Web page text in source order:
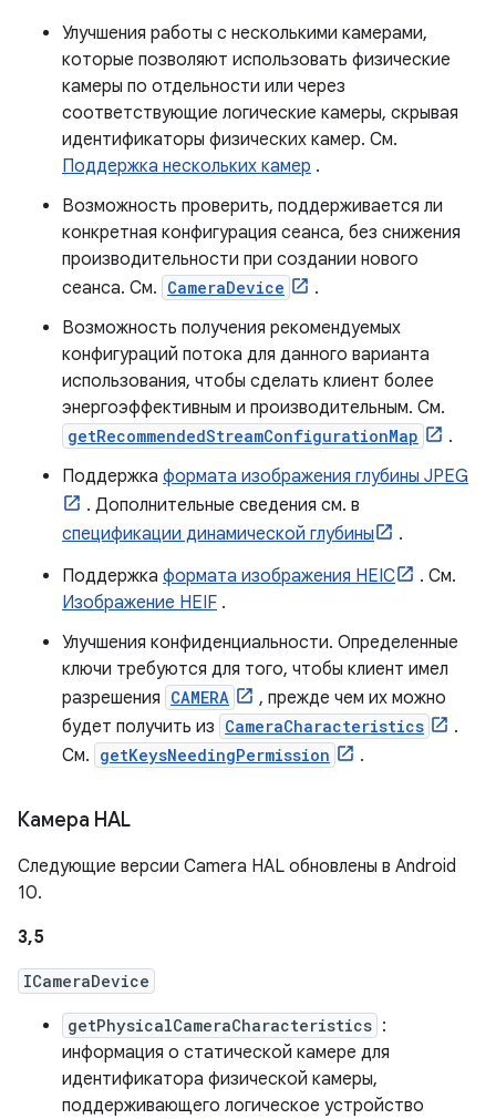
Улучшения работы с несколькими камерами,
которые позволяют использовать физические
камеры по отдельности или через
соответствующие логические камеры, скрывая
идентификаторы физических камер. См.
Поддержка нескольких камер .
Возможность проверить, поддерживается ли
конкретная конфигурация сеанса, без снижения
производительности при создании нового
сеанса. См. CameraDevice
.
Возможность получения рекомендуемых
конфигураций потока для данного варианта
использования, чтобы сделать клиент более
энергоэффективным и производительным. См.
getRecommendedStreamConfigurationMap
.
Поддержка формата изображения глубины JPEG
. Дополнительные сведения см. в
спецификации динамической глубины
.
Поддержка формата изображения HEIC
. См.
Изображение HEIF .
Улучшения конфиденциальности. Определенные
ключи требуются для того, чтобы клиент имел
разрешения CAMERA
, прежде чем их можно
будет получить из CameraCharacteristics
.
См. getKeysNeedingPermission .
Камера HAL
Следующие версии Camera HAL обновлены в Android
10.
3,5
ICameraDevice
getPhysicalCameraCharacteristics :
информация о статической камере для
идентификатора физической камеры,
поддерживающего логическое устройство